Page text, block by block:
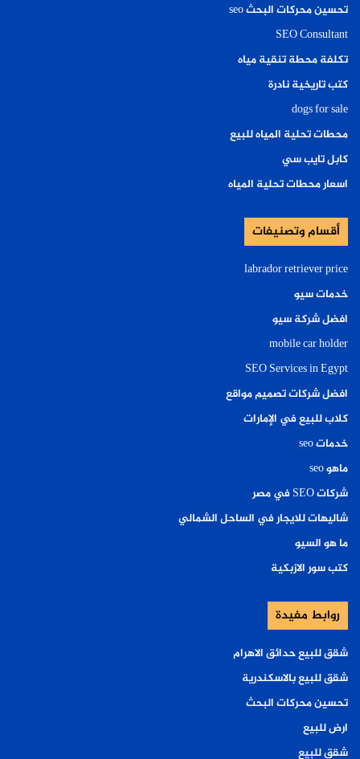
تحسين محركات البحث seo
SEO Consultant
تكلفة محطة تنقية مياه
كتب تاريخية نادرة
dogs for sale
محطات تحلية المياه للبيع
كابل تايب سي
اسعار محطات تحلية المياه
أقسام وتصنيفات
labrador retriever price
خدمات سيو
افضل شركة سيو
mobile car holder
SEO Services in Egypt
افضل شركات تصميم مواقع
كلاب للبيع في الإمارات
خدمات seo
ماهو seo
شركات SEO في مصر
شاليهات للايجار في الساحل الشمالي
ما هو السيو
كتب سور الازبكية
روابط مفيدة
شقق للبيع حدائق الاهرام
شقق للبيع بالاسكندرية
تحسين محركات البحث
ارض للبيع
شقق للبيع